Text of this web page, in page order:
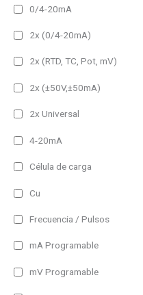
Panel Frame
No permanente
Permanente
60 lm
100 lm
150 lm
200 lm
650 lm
750 lm
Filtro
0/4-20mA
2x (0/4-20mA)
2x (RTD, TC, Pot, mV)
2x (±50V,±50mA)
2x Universal
4-20mA
Célula de carga
Cu
Frecuencia / Pulsos
mA Programable
mV Programable